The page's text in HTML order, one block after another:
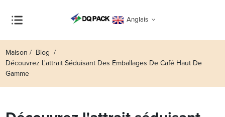
Anglais
Maison
Blog
Découvrez L'attrait Séduisant Des Emballages De Café Haut De
Gamme